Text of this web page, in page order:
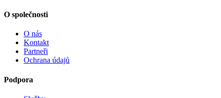
O společnosti
O nás
Kontakt
Partneři
Ochrana údajů
Podpora